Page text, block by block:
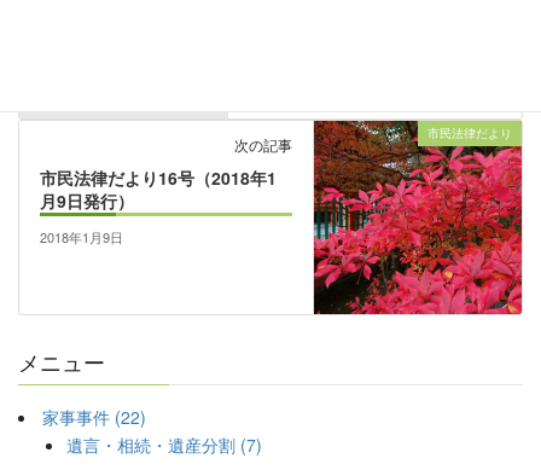
市民法律だより
次の記事
市民法律だより16号（2018年1
月9日発行）
2018年1月9日
メニュー
家事事件 (22)
遺言・相続・遺産分割 (7)